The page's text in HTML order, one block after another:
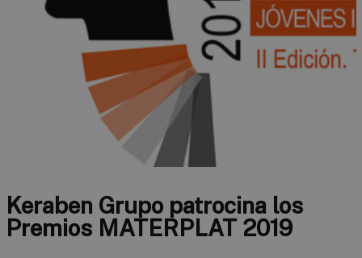
Keraben Grupo patrocina los
Premios MATERPLAT 2019